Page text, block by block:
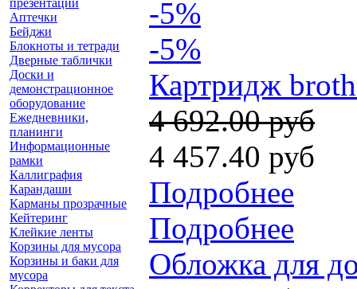
презентации
Аптечки
Бейджи
Блокноты и тетради
Дверные таблички
Доски и
демонстрационное
оборудование
Ежедневники,
планинги
Информационные
рамки
Каллиграфия
Карандаши
Карманы прозрачные
Кейтеринг
Клейкие ленты
Корзины для мусора
Корзины и баки для
мусора
-5%
-5%
Картридж
4 692.00 руб
4 457.40 руб
Подробнее
Подробнее
Обложка для